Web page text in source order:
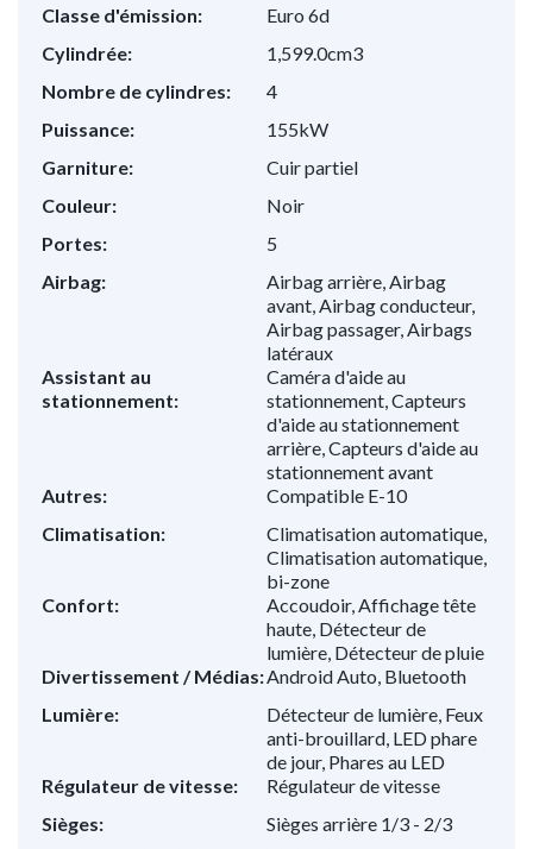
Classe d'émission:
Euro 6d
Cylindrée:
1,599.0cm3
Nombre de cylindres:
4
Puissance:
155kW
Garniture:
Cuir partiel
Couleur:
Noir
Portes:
5
Airbag:
Airbag arrière, Airbag
avant, Airbag conducteur,
Airbag passager, Airbags
latéraux
Assistant au
stationnement:
Caméra d'aide au
stationnement, Capteurs
d'aide au stationnement
arrière, Capteurs d'aide au
stationnement avant
Autres:
Compatible E-10
Climatisation:
Climatisation automatique,
Climatisation automatique,
bi-zone
Confort:
Accoudoir, Affichage tête
haute, Détecteur de
lumière, Détecteur de pluie
Divertissement / Médias:Android Auto, Bluetooth
Lumière:
Détecteur de lumière, Feux
anti-brouillard, LED phare
de jour, Phares au LED
Régulateur de vitesse:
Régulateur de vitesse
Sièges:
Sièges arrière 1/3 - 2/3